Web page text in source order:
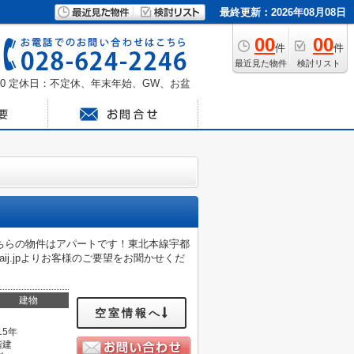
最終更新：2026年08月08日
00件
最近見た物件
00件
検討リスト
定休日：不定休、年末年始、GW、お盆
の物件はアパートです！東北本線宇都
よりお客様のご要望をお聞かせくだ
建物
年
建
空室情報へ